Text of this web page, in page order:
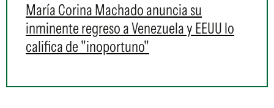
María Corina Machado anuncia su
inminente regreso a Venezuela y EEUU lo
califica de "inoportuno"